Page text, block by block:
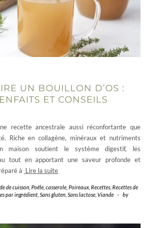
UN BOUILLON D’OS :
ET CONSEILS
recette ancestrale aussi réconfortante que
Riche en collagène, minéraux et nutriments
maison soutient le système digestif, les
tout en apportant une saveur profonde et
à Lire la suite
de cuisson Poêle, casserole Poireaux Recettes Recettes de
par ingrédient Sans gluten Sans lactose Viande -
by